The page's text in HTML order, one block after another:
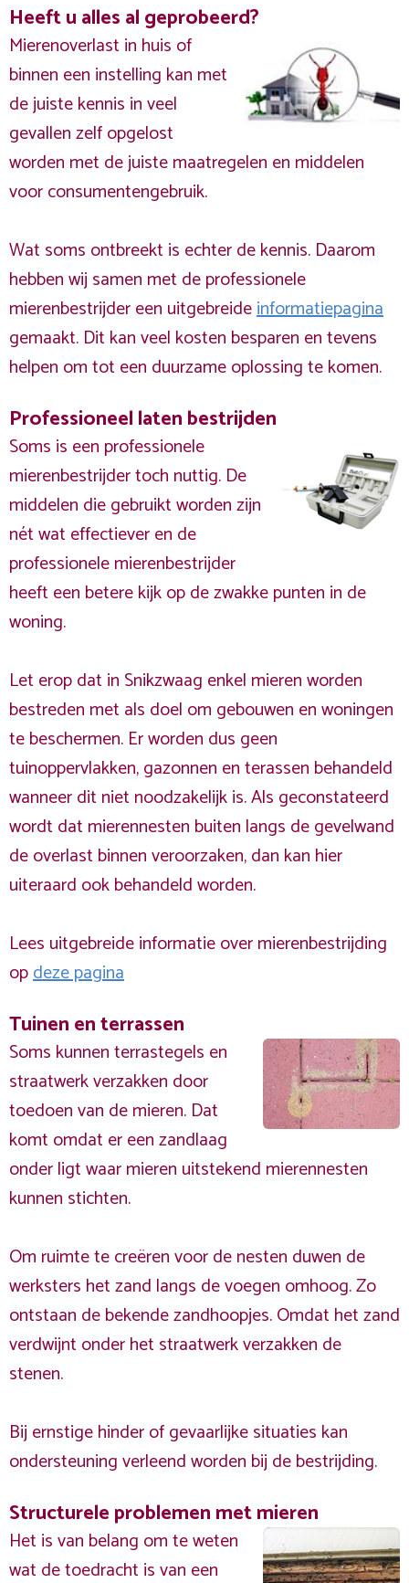
Heeft u alles al geprobeerd?
Mierenoverlast in huis of
binnen een instelling kan met
de juiste kennis in veel
gevallen zelf opgelost
worden met de juiste maatregelen en middelen
voor consumentengebruik.
Wat soms ontbreekt is echter de kennis. Daarom
hebben wij samen met de professionele
mierenbestrijder een uitgebreideinformatiepagina
gemaakt. Dit kan veel kosten besparen en tevens
helpen om tot een duurzame oplossing te komen.
Professioneel laten bestrijden
Soms is een professionele
mierenbestrijder toch nuttig. De
middelen die gebruikt worden zijn
nét wat effectiever en de
professionele mierenbestrijder
heeft een betere kijk op de zwakke punten in de
woning.
Let erop dat in Snikzwaag enkel mieren worden
bestreden met als doel om gebouwen en woningen
te beschermen. Er worden dus geen
tuinoppervlakken, gazonnen en terassen behandeld
wanneer dit niet noodzakelijk is. Als geconstateerd
wordt dat mierennesten buiten langs de gevelwand
de overlast binnen veroorzaken, dan kan hier
uiteraard ook behandeld worden.
Lees uitgebreide informatie over mierenbestrijding
opdeze pagina
Tuinen en terrassen
Soms kunnen terrastegels en
straatwerk verzakken door
toedoen van de mieren. Dat
komt omdat er een zandlaag
onder ligt waar mieren uitstekend mierennesten
kunnen stichten.
Om ruimte te creëren voor de nesten duwen de
werksters het zand langs de voegen omhoog. Zo
ontstaan de bekende zandhoopjes. Omdat het zand
verdwijnt onder het straatwerk verzakken de
stenen.
Bij ernstige hinder of gevaarlijke situaties kan
ondersteuning verleend worden bij de bestrijding.
Structurele problemen met mieren
Het is van belang om te weten
wat de toedracht is van een